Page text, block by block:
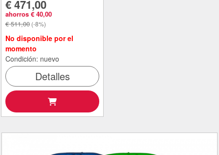
€ 471,00
ahorros € 40,00
€ 511,00 (-8%)
No disponible por el
momento
Condición: nuevo
Detalles